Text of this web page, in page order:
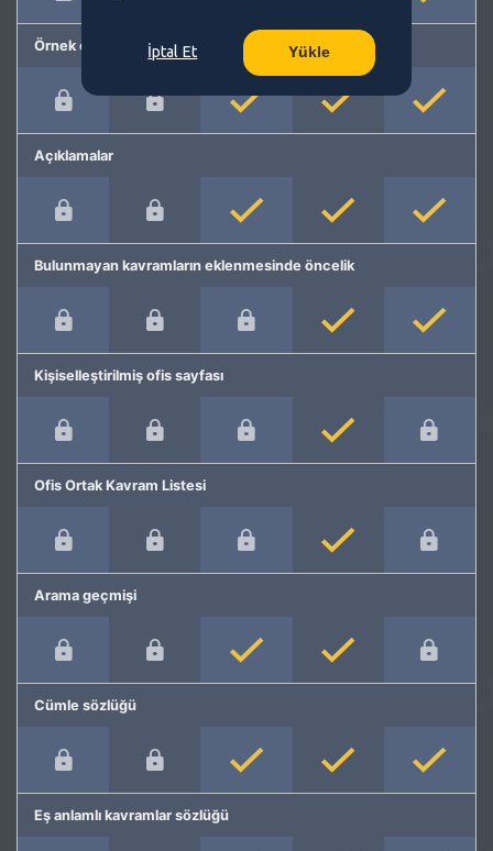
Örnek cümleler
Açıklamalar
Bulunmayan kavramların eklenmesinde öncelik
Kişiselleştirilmiş ofis sayfası
Ofis Ortak Kavram Listesi
Arama geçmişi
Cümle sözlüğü
Eş anlamlı kavramlar sözlüğü
İptal Et Yükle